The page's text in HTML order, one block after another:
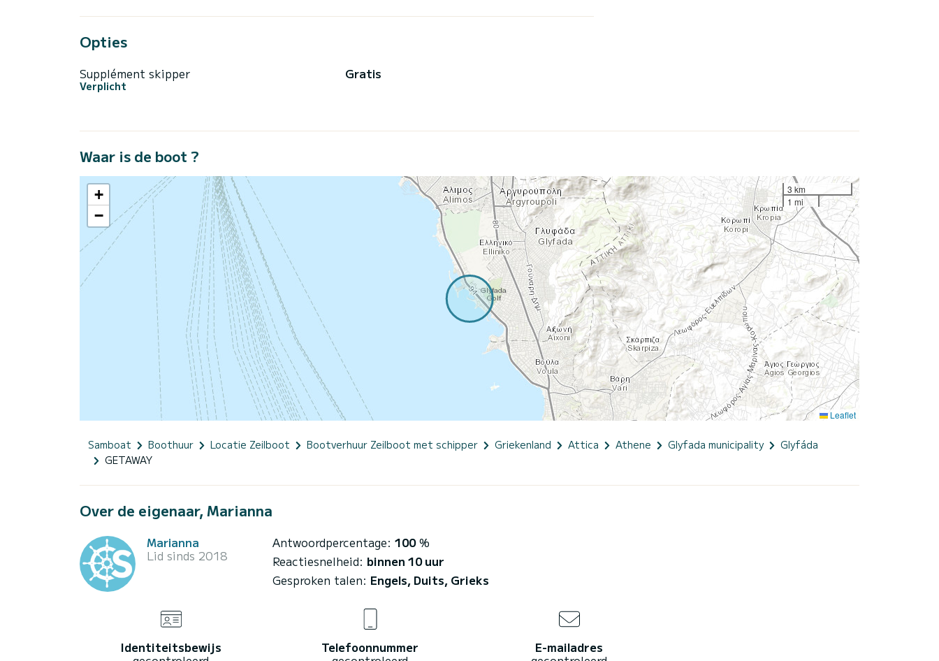
Opties
Supplément skipper
Verplicht
Gratis
Waar is de boot ?
+
−
3 km
1 mi
Leaflet
Samboat Boothuur Locatie Zeilboot Bootverhuur Zeilboot met schipper Griekenland Attica Athene Glyfada municipality
Glyfáda
GETAWAY
Over de eigenaar, Marianna
Marianna
Lid sinds 2018
Antwoordpercentage: 100%
Reactiesnelheid: binnen 10 uur
Gesproken talen: Engels, Duits, Grieks
Identiteitsbewijs Telefoonnummer E-mailadres